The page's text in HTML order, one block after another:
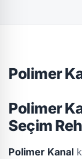
Polimer
Polimer
Seçim
Polimer Kanal